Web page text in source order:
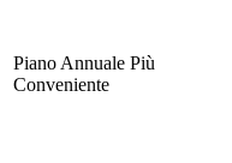
Piano Annuale Più
Conveniente